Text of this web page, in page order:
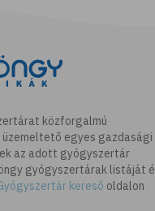
közforgalmú
egyes gazdasági
az adott gyógyszertár
gyógyszertárak listáját
kereső oldalon